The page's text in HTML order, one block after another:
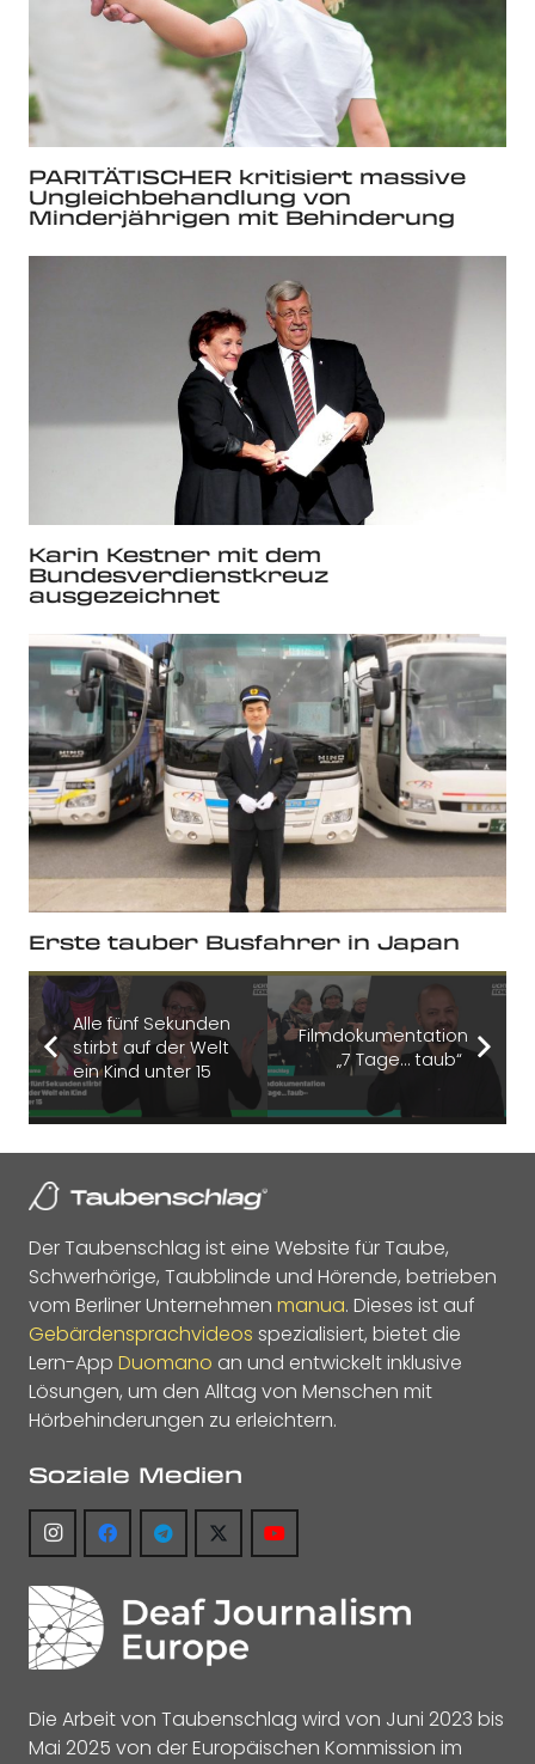
PARITÄTISCHER kritisiert massive
Ungleichbehandlung von
Minderjährigen mit Behinderung
Karin Kestner mit dem
Bundesverdienstkreuz
ausgezeichnet
Erste tauber Busfahrer in Japan
Alle fünf Sekunden
stirbt auf der Welt
ein Kind unter 15
Filmdokumentation
„7 Tage… taub“
Der Taubenschlag ist eine Website für Taube,
Schwerhörige, Taubblinde und Hörende, betrieben
vom Berliner Unternehmen manua. Dieses ist auf
Gebärdensprachvideos spezialisiert, bietet die
Lern-App Duomano an und entwickelt inklusive
Lösungen, um den Alltag von Menschen mit
Hörbehinderungen zu erleichtern.
Soziale Medien
Die Arbeit von Taubenschlag wird von Juni 2023 bis
Mai 2025 von der Europäischen Kommission im